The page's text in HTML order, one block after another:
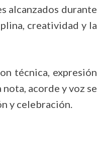
alcanzados durante
creatividad y la
técnica, expresión
acorde y voz se
y celebración.